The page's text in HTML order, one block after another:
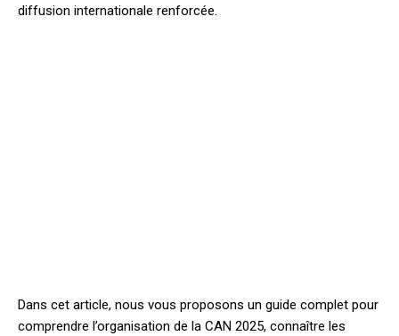
diffusion internationale renforcée.
Dans cet article, nous vous proposons un guide complet pour
comprendre l’organisation de la CAN 2025, connaître les